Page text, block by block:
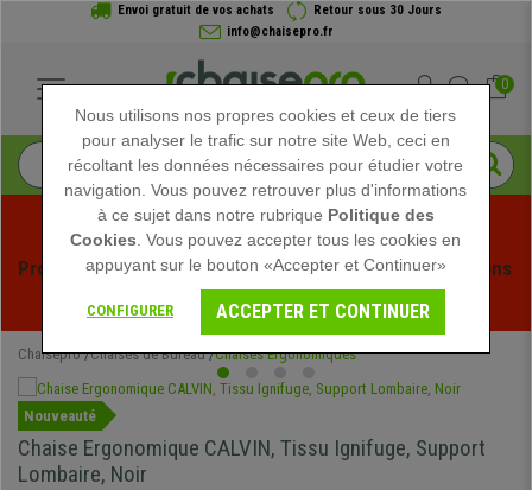
Envoi gratuit de vos achats
Retour sous 30 Jours
info@chaisepro.fr
0
Profitez des soldes d'été chez Chaisepro ! Des réductions
exclusives pour une durée limitée - Voir l'offre
Chaisepro Chaises de Bureau Chaises Ergonomiques
Nouveauté
Chaise Ergonomique CALVIN, Tissu Ignifuge, Support
Lombaire, Noir
Nous utilisons nos propres cookies et ceux de tiers
pour analyser le trafic sur notre site Web, ceci en
récoltant les données nécessaires pour étudier votre
navigation. Vous pouvez retrouver plus d'informations
à ce sujet dans notre rubrique Politique des
Cookies . Vous pouvez accepter tous les cookies en
appuyant sur le bouton «Accepter et Continuer»
CONFIGURER ACCEPTER ET CONTINUER